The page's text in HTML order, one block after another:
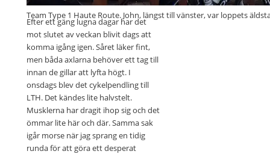
Team Type 1 Haute Route. John, längst till vänster, var loppets
Efter ett gäng lugna dagar har det
mot slutet av veckan blivit dags att
komma igång igen. Såret läker fint,
men båda axlarna behöver ett tag till
innan de gillar att lyfta högt. I
onsdags blev det cykelpendling till
LTH. Det kändes lite halvstelt.
Musklerna har dragit ihop sig och det
ömmar lite här och där. Samma sak
igår morse när jag sprang en tidig
runda för att göra ett desperat